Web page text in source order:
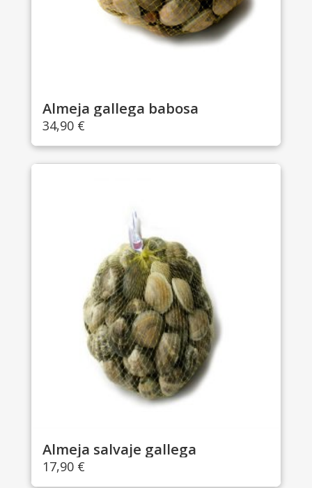
Almeja gallega babosa
34,90 €
Almeja salvaje gallega
17,90 €